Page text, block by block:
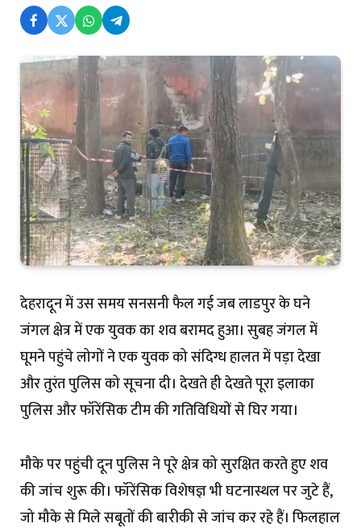
देहरादून में उस समय सनसनी फैल गई जब लाडपुर के घने
जंगल क्षेत्र में एक युवक का शव बरामद हुआ। सुबह जंगल में
घूमने पहुंचे लोगों ने एक युवक को संदिग्ध हालत में पड़ा देखा
और तुरंत पुलिस को सूचना दी। देखते ही देखते पूरा इलाका
पुलिस और फॉरेंसिक टीम की गतिविधियों से घिर गया।
मौके पर पहुंची दून पुलिस ने पूरे क्षेत्र को सुरक्षित करते हुए शव
की जांच शुरू की। फॉरेंसिक विशेषज्ञ भी घटनास्थल पर जुटे हैं,
जो मौके से मिले सबूतों की बारीकी से जांच कर रहे हैं। फिलहाल